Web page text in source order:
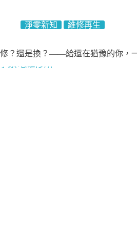
淨零新知 維修再生
修？還是換？——給還在猶豫的你，